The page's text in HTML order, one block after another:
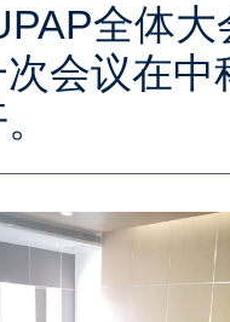
全体大
会议在中